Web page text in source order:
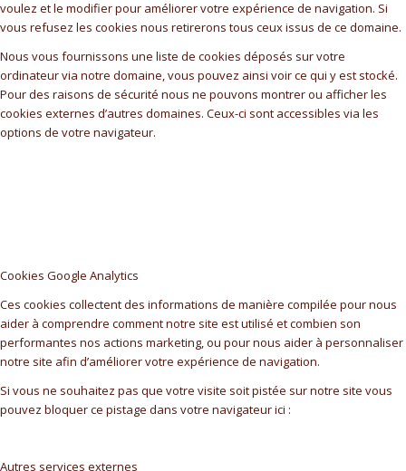
voulez et le modifier pour améliorer votre expérience de navigation. Si
vous refusez les cookies nous retirerons tous ceux issus de ce domaine.
Nous vous fournissons une liste de cookies déposés sur votre
ordinateur via notre domaine, vous pouvez ainsi voir ce qui y est stocké.
Pour des raisons de sécurité nous ne pouvons montrer ou afficher les
cookies externes d’autres domaines. Ceux-ci sont accessibles via les
options de votre navigateur.
Cookies Google Analytics
Ces cookies collectent des informations de manière compilée pour nous
aider à comprendre comment notre site est utilisé et combien son
performantes nos actions marketing, ou pour nous aider à personnaliser
notre site afin d’améliorer votre expérience de navigation.
Si vous ne souhaitez pas que votre visite soit pistée sur notre site vous
pouvez bloquer ce pistage dans votre navigateur ici :
Autres services externes